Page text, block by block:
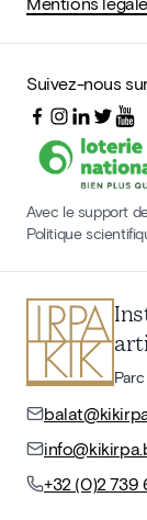
Suivez-nous
Avec le support
Politique
+32 (0)2 739